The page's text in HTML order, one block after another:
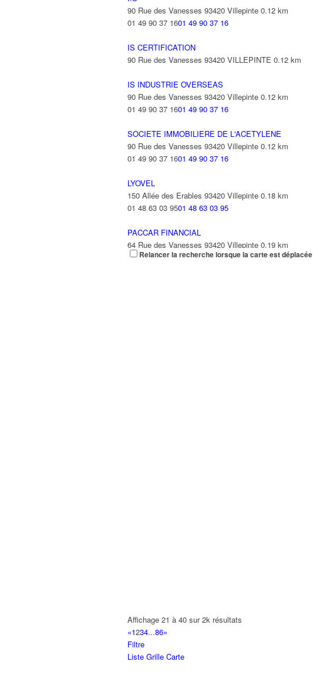
90 Rue des Vanesses 93420 Villepinte 0.12 km
01 49 90 37 1601 49 90 37 16
IS CERTIFICATION
90 Rue des Vanesses 93420 VILLEPINTE 0.12 km
IS INDUSTRIE OVERSEAS
90 Rue des Vanesses 93420 Villepinte 0.12 km
01 49 90 37 1601 49 90 37 16
SOCIETE IMMOBILIERE DE L'ACETYLENE
90 Rue des Vanesses 93420 Villepinte 0.12 km
01 49 90 37 1601 49 90 37 16
LYOVEL
150 Allée des Erables 93420 Villepinte 0.18 km
01 48 63 03 9501 48 63 03 95
PACCAR FINANCIAL
64 Rue des Vanesses 93420 Villepinte 0.19 km
01 43 88 64 32 01 43 88 64 32
HAUCK FRANCE
66 Rue des Vanesses 93420 VILLEPINTE
MACADAM FRANCE
Relancer la recherche lorsque la carte est déplacée
Affichage 21 à 40 sur 2k résultats
«1234...86»
Filtre
Liste Grille Carte